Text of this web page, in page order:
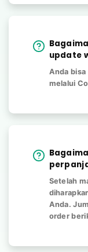
update
Anda
melalui
Setelah
Anda.
order